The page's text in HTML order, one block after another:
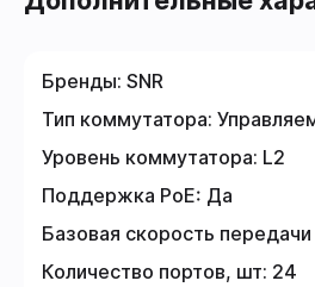
Бренды: SNR
Тип коммутатора:
Уровень коммутатора: L2
Поддержка PoE: Да
Базовая скорость
Количество портов, шт: 24